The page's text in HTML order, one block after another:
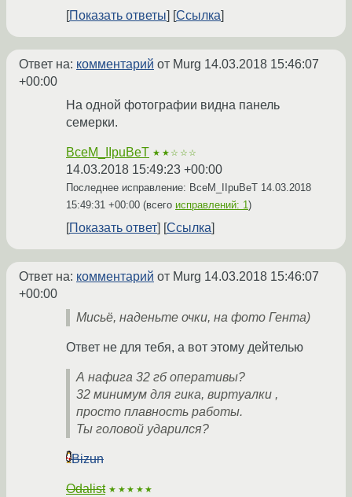
Показать ответы Ссылка
Ответ на: комментарий от Murg 14.03.2018 15:46:07
+00:00
На одной фотографии видна панель
семерки.
BceM_IIpuBeT ★★☆☆☆
14.03.2018 15:49:23 +00:00
Последнее исправление: BceM_IIpuBeT 14.03.2018
15:49:31 +00:00 (всего исправлений: 1)
Показать ответ Ссылка
Ответ на: комментарий от Murg 14.03.2018 15:46:07
+00:00
Мисьё, наденьте очки, на фото Гента)
Ответ не для тебя, а вот этому дейтелью
А нафига 32 гб оперативы?
32 минимум для гика, виртуалки ,
просто плавность работы.
Ты головой ударился?
Bizun
Odalist ★★★★★